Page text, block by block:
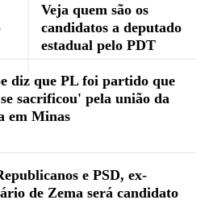
Veja quem são os
candidatos a deputado
estadual pelo PDT
diz que PL foi partido que
sacrificou' pela união da
em Minas
e PSD, ex-
de Zema será candidato